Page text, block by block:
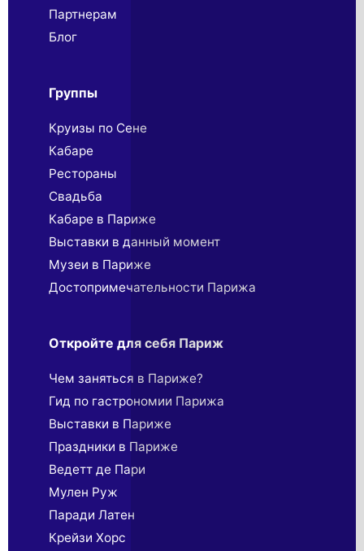
Партнерaм
Блог
Группы
Круизы по Сене
Кабаре
Рестораны
Свадьба
Кабаре в Париже
Выставки в данный момент
Музеи в Париже
Достопримечательности Парижа
Откройте для себя Париж
Чем заняться в Париже?
Гид по гастрономии Парижа
Выставки в Париже
Праздники в Париже
Ведетт де Пари
Мулен Руж
Паради Латен
Крейзи Хорс